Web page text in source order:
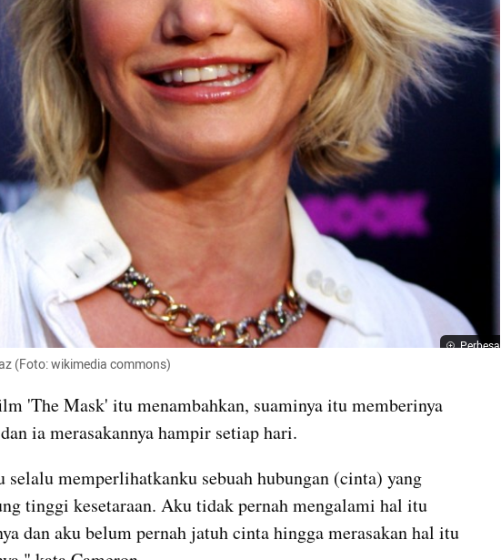
Perbesar
(Foto: wikimedia commons)
'The Mask' itu menambahkan, suaminya itu memberinya
ia merasakannya hampir setiap hari.
selalu memperlihatkanku sebuah hubungan (cinta) yang
tinggi kesetaraan. Aku tidak pernah mengalami hal itu
dan aku belum pernah jatuh cinta hingga merasakan hal itu